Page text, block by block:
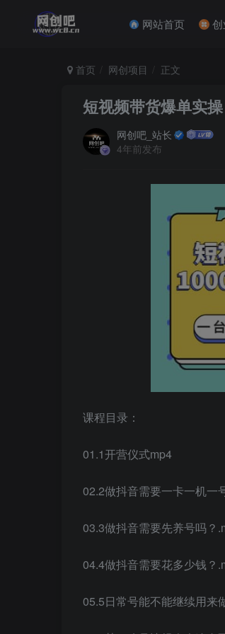
网站首页
首页 网创项目 正文
短视频带货爆单实
网创吧_站长
4年前发布
课程目录：
01.1开营仪式mp4
02.2做抖音需要一卡一机一
03.3做抖音需要先养号吗？
04.4做抖音需要花多少钱？
05.5日常号能不能继续用来